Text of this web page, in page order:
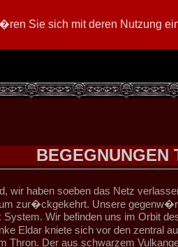
Sie sich mit deren Nutzung
BEGEGNUNGEN
wir haben soeben das Netz
zur�ckgekehrt. Unsere
System. Wir befinden uns im Orbit
Eldar kniete sich vor den zentral
Thron. Der aus schwarzem